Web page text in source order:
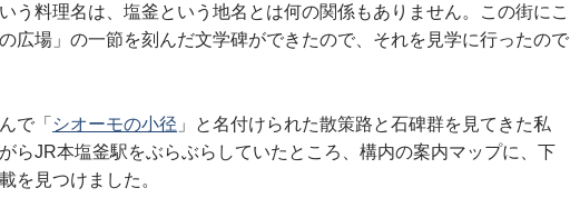
う料理名は、塩釜という地名とは何の関係もありません。この街にこ
広場」の一節を刻んだ文学碑ができたので、それを見学に行ったので
で「 シオーモの小径 」と名付けられた散策路と石碑群を見てきた私
らJR本塩釜駅をぶらぶらしていたところ、構内の案内マップに、下
を見つけました。